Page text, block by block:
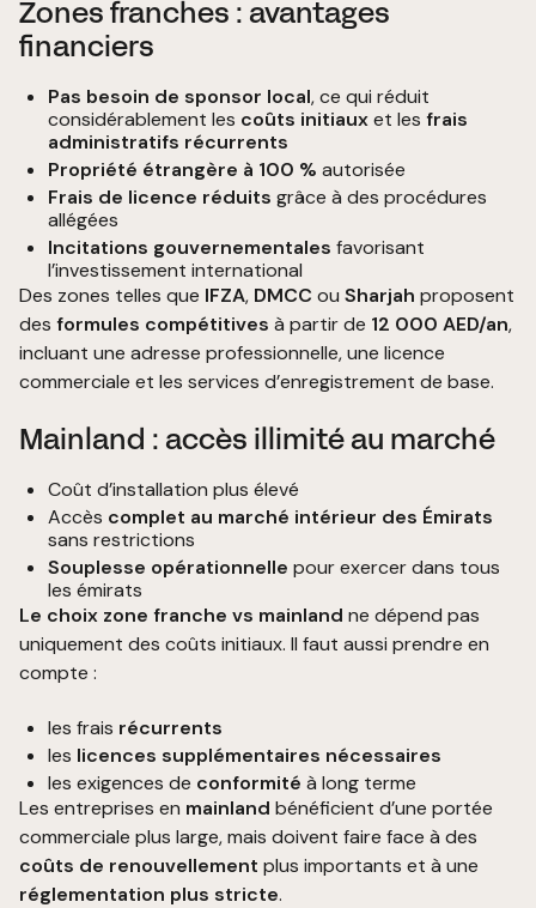
Zones franches : avantages
financiers
Pas besoin de sponsor local, ce qui réduit
considérablement les coûts initiauxet les frais
administratifs récurrents
Propriété étrangère à 100 % autorisée
Frais de licence réduits grâce à des procédures
allégées
Incitations gouvernementales favorisant
l’investissement international
Des zones telles que IFZA, DMCC ou Sharjah proposent
des formules compétitives à partir de 12 000 AED/an,
incluant une adresse professionnelle, une licence
commerciale et les services d’enregistrement de base.
Mainland : accès illimité au marché
Coût d’installation plus élevé
Accès complet au marché intérieur des Émirats
sans restrictions
Souplesse opérationnelle pour exercer dans tous
les émirats
Le choix zone franche vs mainland ne dépend pas
uniquement des coûts initiaux. Il faut aussi prendre en
compte :
les frais récurrents
les licences supplémentaires nécessaires
les exigences de conformité à long terme
Les entreprises en mainland bénéficient d’une portée
commerciale plus large, mais doivent faire face à des
coûts de renouvellement plus importants et à une
réglementation plus stricte.